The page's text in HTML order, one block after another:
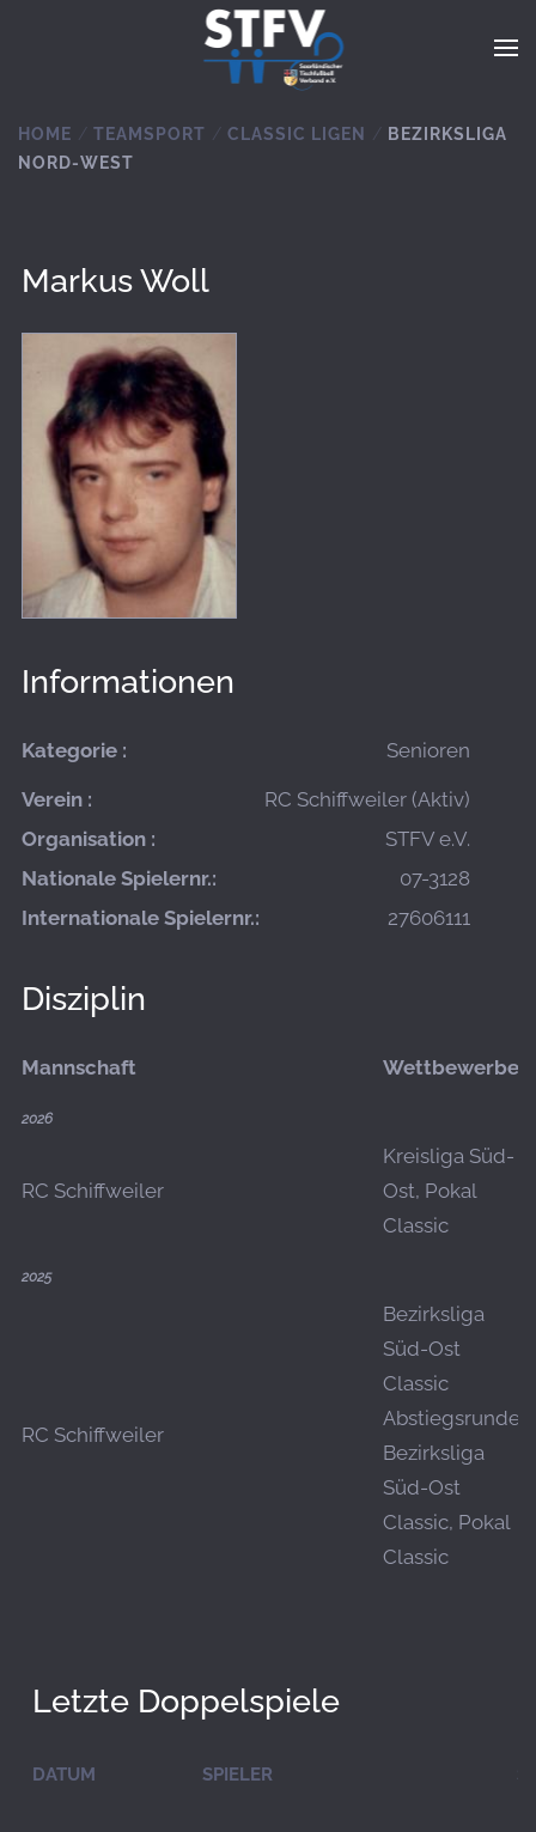
Zum Hauptinhalt springen
HOME TEAMSPORT CLASSIC LIGEN
BEZIRKSLIGA
NORD-WEST
Markus Woll
Informationen
Kategorie : Senioren
Verein :
RC Schiffweiler (Aktiv)
Organisation :
STFV e.V.
Nationale Spielernr.:
07-3128
Internationale Spielernr.:
27606111
Disziplin
Mannschaft Wettbewerbe
2026
RC Schiffweiler
Kreisliga Süd-
Ost, Pokal
Classic
2025
RC Schiffweiler
Bezirksliga
Süd-Ost
Classic
Abstiegsrunde,
Bezirksliga
Süd-Ost
Classic, Pokal
Classic
Letzte Doppelspiele
DATUM SPIELER